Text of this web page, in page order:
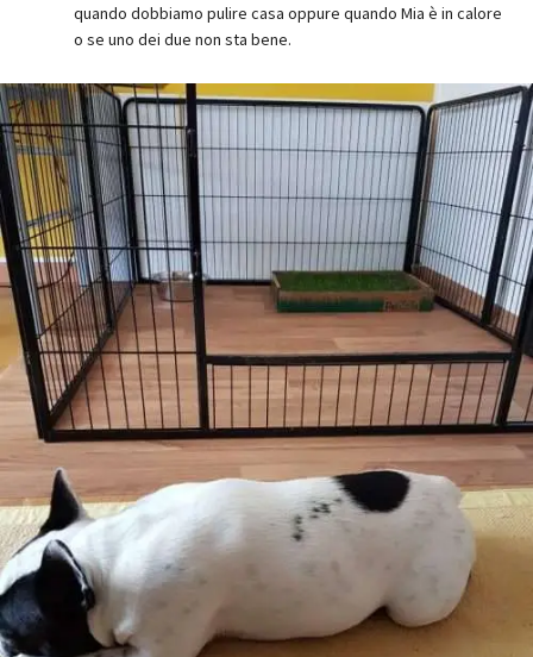
quando dobbiamo pulire casa oppure quando Mia è in calore
o se uno dei due non sta bene.